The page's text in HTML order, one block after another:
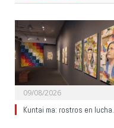
09/08/2026
Kuntai ma: rostros en lucha.